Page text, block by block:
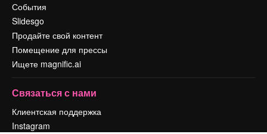
События
Slidesgo
Продайте свой контент
Помещение для прессы
Ищете magnific.ai
Связаться с нами
Клиентская поддержка
Instagram